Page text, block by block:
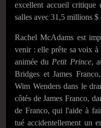
excellent accueil critique
salles avec 31,5 millions $
Rachel McAdams est
venir : elle prête sa voix à
animée du Petit Prince,
Bridges et James
Wim Wenders dans le
côtés de James Franco,
de Franco, qui l'aide à
tué accidentellement un